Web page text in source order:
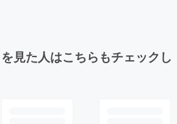
見た人はこちらもチェックし